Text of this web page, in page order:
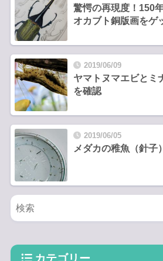
驚愕の再現度！150
オカブト銅版画をゲ
2019/06/09
ヤマトヌマエビとミ
を確認
2019/06/05
メダカの稚魚（針子
カテゴリー